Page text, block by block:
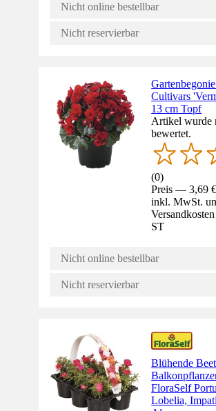
Nicht online bestellbar
Nicht reservierbar
Cultivars
13 cm Topf
Artikel wurde
bewertet.
(0)
Preis — 3,69
inkl. MwSt.
ST
Nicht online bestellbar
Nicht reservierbar
Blühende
FloraSelf
Lobelia,